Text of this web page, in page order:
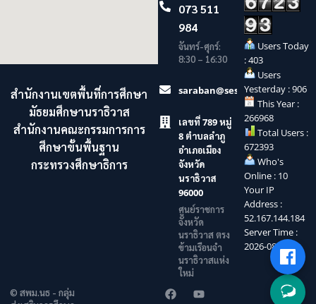
สำนักงานเขตพื้นที่การศึกษา
มัธยมศึกษานราธิวาส
สำนักงานคณะกรรมการการ
ศึกษาขั้นพื้นฐาน
กระทรวงศึกษาธิการ
073 511
984
จันทร์-ศุกร์:
8:30 – 16:30
saraban@sesaonara.go.th
เลขที่ 789 หมู่
8 ตำบลลำภู
อำเภอเมือง
จังหวัด
นราธิวาส
96000
ศูนย์ราชการ
จังหวัด
นราธิวาส ตรง
ข้ามเรือนจำ
นราธิวาสแห่ง
ใหม่
Users Today
: 403
Users
Yesterday : 906
This Year :
266968
Total Users :
672393
Who's
Online : 10
Your IP
Address :
52.167.144.184
Server Time :
2026-08-09
© สพม.นธ - กลุ่ม